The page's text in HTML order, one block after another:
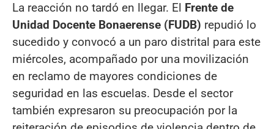
La reacción no tardó en llegar. El Frente de
Unidad Docente Bonaerense (FUDB) repudió lo
sucedido y convocó a un paro distrital para este
miércoles, acompañado por una movilización
en reclamo de mayores condiciones de
seguridad en las escuelas. Desde el sector
también expresaron su preocupación por la